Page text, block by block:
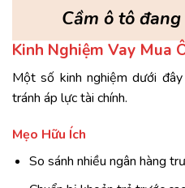
Cầm ô tô
Kinh Nghiệm Vay Mua
Một số kinh nghiệm dưới
tránh áp lực tài chính.
Mẹo Hữu Ích
So sánh nhiều ngân hàng